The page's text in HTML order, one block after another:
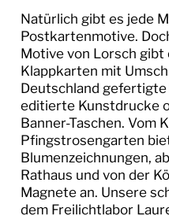
UNESCO GEO-
DENWALD
ZB
ALLE FLYER AUF
Natürlich gibt es jede
Postkartenmotive.
Motive von Lorsch gibt
Klappkarten mit
Deutschland
editierte Kunstdrucke
Banner-Taschen. Vom
Pfingstrosengarten
Blumenzeichnungen,
Rathaus und von der
Magnete an. Unsere
dem Freilichtlabor